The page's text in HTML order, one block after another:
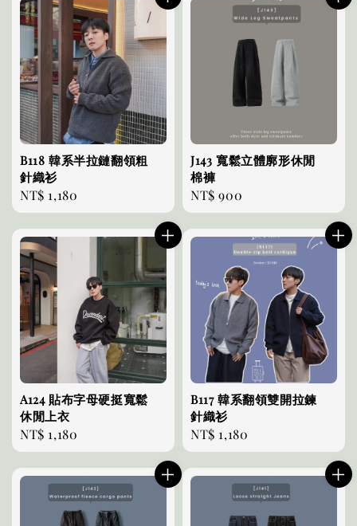
B118 韓系半拉鏈翻領粗
針織衫
Regular
price
NT$ 1,180
J143 寬鬆立體廓形休閒
棉褲
Regular
price
NT$ 900
A124 貼布字母硬挺寬鬆
休閒上衣
Regular
price
NT$ 1,180
B117 韓系翻領雙開拉鍊
針織衫
Regular
price
NT$ 1,180